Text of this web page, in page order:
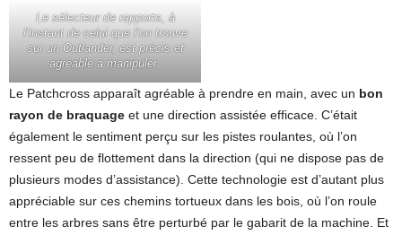
Le sélecteur de rapports, à
l’instant de celui que l’on trouve
sur un Outlander, est précis et
agréable à manipuler.
Le Patchcross apparaît agréable à prendre en main, avec un bon
rayon de braquage et une direction assistée efficace. C’était
également le sentiment perçu sur les pistes roulantes, où l’on
ressent peu de flottement dans la direction (qui ne dispose pas de
plusieurs modes d’assistance). Cette technologie est d’autant plus
appréciable sur ces chemins tortueux dans les bois, où l’on roule
entre les arbres sans être perturbé par le gabarit de la machine. Et